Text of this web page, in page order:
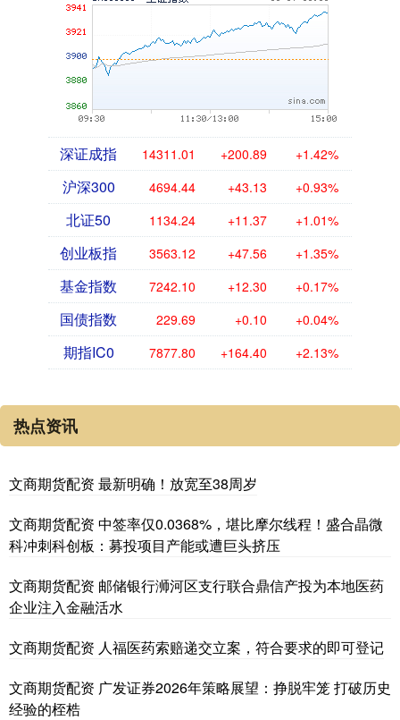
深证成指 14311.01 +200.89 +1.42%
沪深300 4694.44 +43.13 +0.93%
北证50 1134.24 +11.37 +1.01%
创业板指 3563.12 +47.56 +1.35%
基金指数 7242.10 +12.30 +0.17%
国债指数 229.69 +0.10 +0.04%
期指IC0 7877.80 +164.40 +2.13%
热点资讯
文商期货配资 最新明确！放宽至38周岁
文商期货配资 中签率仅0.0368%，堪比摩尔线程！盛合晶微
科冲刺科创板：募投项目产能或遭巨头挤压
文商期货配资 邮储银行浉河区支行联合鼎信产投为本地医药
企业注入金融活水
文商期货配资 人福医药索赔递交立案，符合要求的即可登记
文商期货配资 广发证券2026年策略展望：挣脱牢笼 打破历史
经验的桎梏